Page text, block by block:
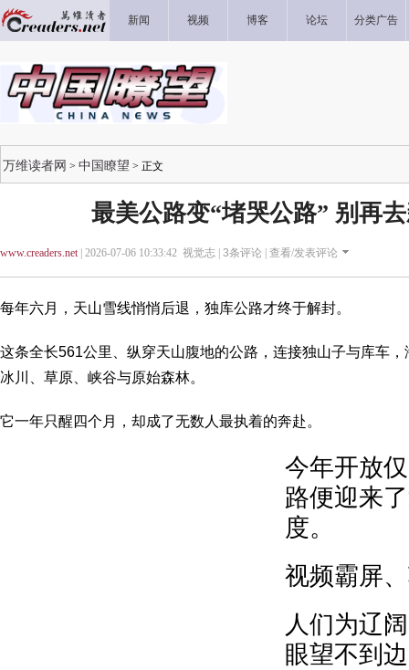
新闻 视频 博客 论坛 分类广告
万维读者网 > 中国瞭望 > 正文
最美公路变“堵哭公路” 别再
www.creaders.net| 2026-07-06 10:33:42 视觉志 | 3条评论 | 查看/发表评论
每年六月，天山雪线悄悄后退，独库公路才终于解封。
这条全长561公里、纵穿天山腹地的公路，连接独山子与库车
冰川、草原、峡谷与原始森林。
它一年只醒四个月，却成了无数人最执着的奔赴。
今年开放
路便迎来
度。
视频霸屏
人们为辽
眼望不到